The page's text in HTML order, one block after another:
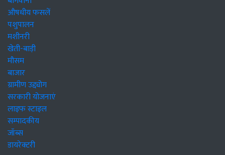
औषधीय फसलें
पशुपालन
मशीनरी
खेती-बाड़ी
मौसम
बाजार
ग्रामीण उद्द्योग
सरकारी योजनाएं
लाइफ स्टाइल
सम्पादकीय
जॉब्स
डायरेक्टरी